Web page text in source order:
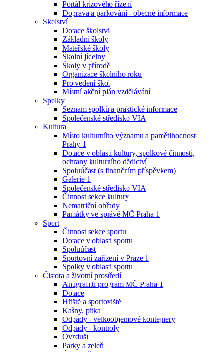
Portál krizového řízení
Doprava a parkování - obecné informace
Školství
Dotace školství
Základní školy
Mateřské školy
Školní jídelny
Školy v přírodě
Organizace školního roku
Pro vedení škol
Místní akční plán vzdělávání
Spolky
Seznam spolků a praktické informace
Společenské středisko VIA
Kultura
Místo kulturního významu a pamětihodnost
Prahy 1
Dotace v oblasti kultury, spolkové činnosti,
ochrany kulturního dědictví
Spoluúčast (s finančním příspěvkem)
Galerie 1
Společenské středisko VIA
Činnost sekce kultury
Nematriční obřady
Památky ve správě MČ Praha 1
Sport
Činnost sekce sportu
Dotace v oblasti sportu
Spoluúčast
Sportovní zařízení v Praze 1
Spolky v oblasti sportu
Čistota a životní prostředí
Antigrafitti program MČ Praha 1
Dotace
Hřiště a sportoviště
Kašny, pítka
Odpady - velkoobjemové kontejnery
Odpady - kontroly
Ovzduší
Parky a zeleň